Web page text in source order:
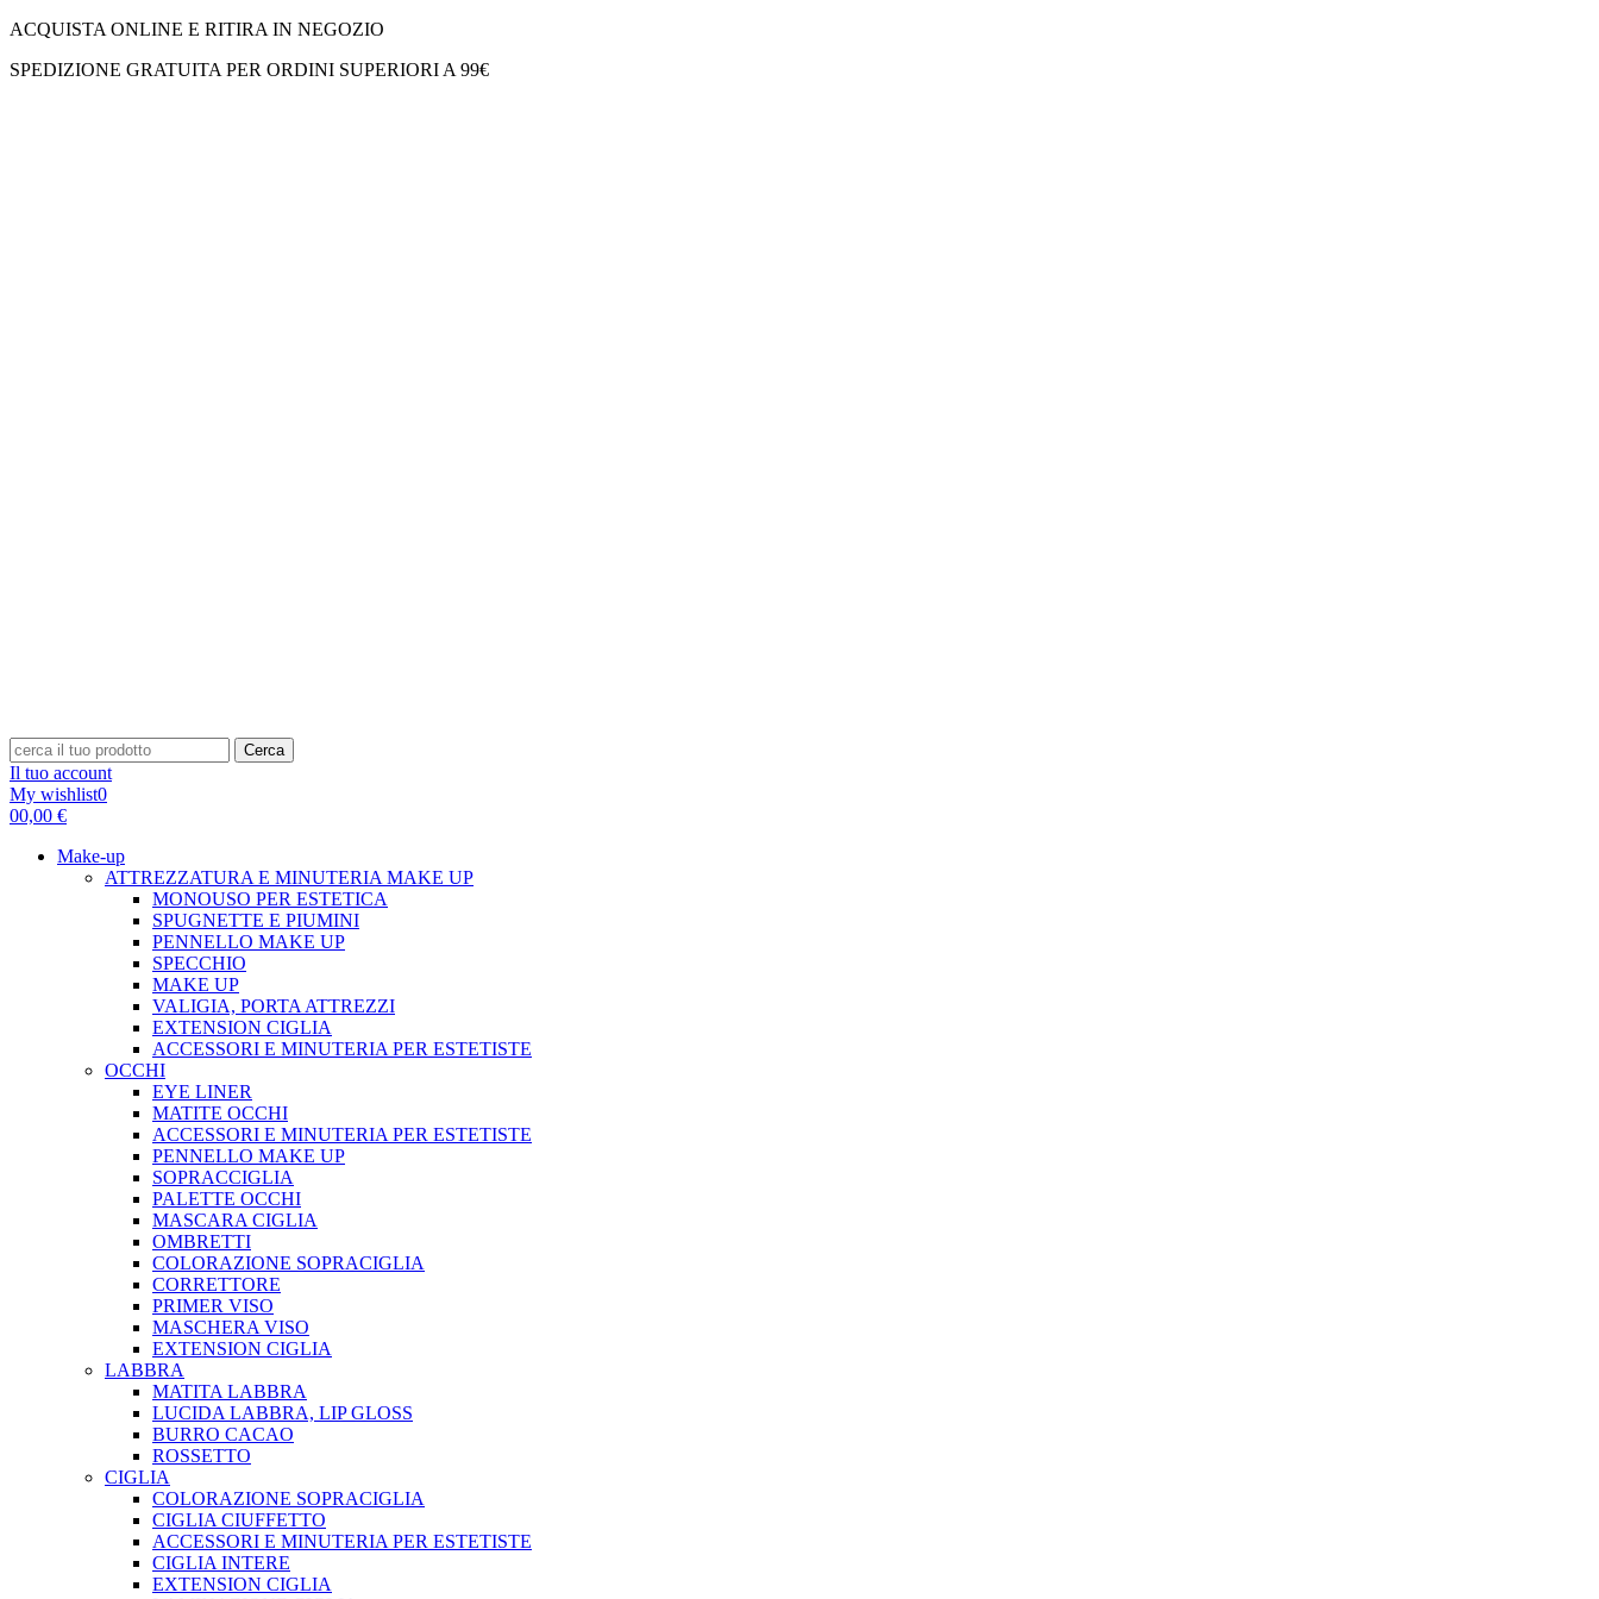
ACQUISTA ONLINE E RITIRA IN NEGOZIO
SPEDIZIONE GRATUITA PER ORDINI SUPERIORI A 99€
Cerca
Il tuo account
My wishlist0
00,00 €
Make-up
ATTREZZATURA E MINUTERIA MAKE UP
MONOUSO PER ESTETICA
SPUGNETTE E PIUMINI
PENNELLO MAKE UP
SPECCHIO
MAKE UP
VALIGIA, PORTA ATTREZZI
EXTENSION CIGLIA
ACCESSORI E MINUTERIA PER ESTETISTE
OCCHI
EYE LINER
MATITE OCCHI
ACCESSORI E MINUTERIA PER ESTETISTE
PENNELLO MAKE UP
SOPRACCIGLIA
PALETTE OCCHI
MASCARA CIGLIA
OMBRETTI
COLORAZIONE SOPRACIGLIA
CORRETTORE
PRIMER VISO
MASCHERA VISO
EXTENSION CIGLIA
LABBRA
MATITA LABBRA
LUCIDA LABBRA, LIP GLOSS
BURRO CACAO
ROSSETTO
CIGLIA
COLORAZIONE SOPRACIGLIA
CIGLIA CIUFFETTO
ACCESSORI E MINUTERIA PER ESTETISTE
CIGLIA INTERE
EXTENSION CIGLIA